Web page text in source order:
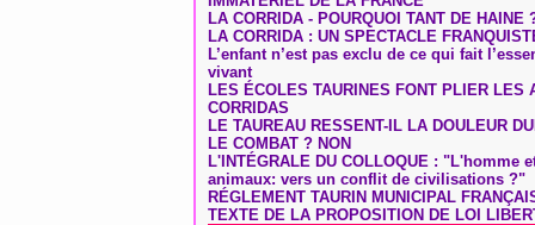
LA CORRIDA - POURQUOI TANT DE HAINE
LA CORRIDA : UN SPECTACLE
L’enfant n’est pas exclu de ce qui fait
vivant
LES ÉCOLES TAURINES FONT PLIER LES
CORRIDAS
LE TAUREAU RESSENT-IL LA DOULEUR
LE COMBAT ? NON
L'INTÉGRALE DU COLLOQUE : "L'homme
animaux: vers un conflit de civilisations ?"
RÉGLEMENT TAURIN MUNICIPAL
TEXTE DE LA PROPOSITION DE LOI